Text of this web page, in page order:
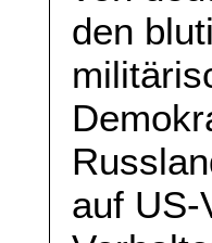
den
auf US-